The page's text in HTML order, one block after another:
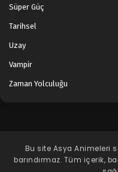
Süper Güç
Tarihsel
Uzay
Vampir
Zaman Yolculuğu
Bu site Asya Animeleri
barındırmaz. Tüm içerik,